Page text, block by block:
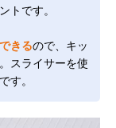
トです。
きるので、キッ
スライサーを使
す。